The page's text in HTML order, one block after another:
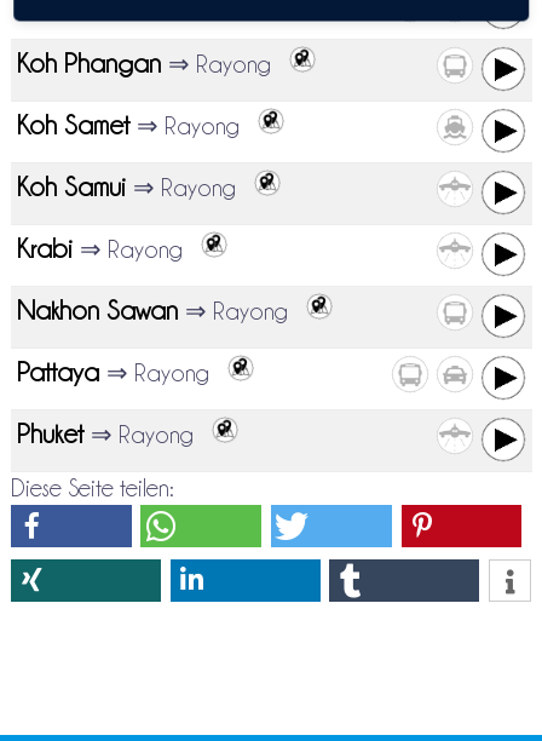
Koh Phangan ⇒ Rayong
Koh Samet ⇒ Rayong
Koh Samui ⇒ Rayong
Krabi ⇒ Rayong
Nakhon Sawan ⇒ Rayong
Pattaya ⇒ Rayong
Phuket ⇒ Rayong
Diese Seite teilen: